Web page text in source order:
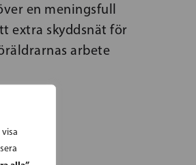
en meningsfull
extra skyddsnät för
arbete